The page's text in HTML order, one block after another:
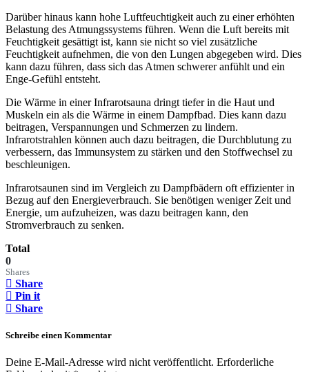
Darüber hinaus kann hohe Luftfeuchtigkeit auch zu einer erhöhten
Belastung des Atmungssystems führen. Wenn die Luft bereits mit
Feuchtigkeit gesättigt ist, kann sie nicht so viel zusätzliche
Feuchtigkeit aufnehmen, die von den Lungen abgegeben wird. Dies
kann dazu führen, dass sich das Atmen schwerer anfühlt und ein
Enge-Gefühl entsteht.
Die Wärme in einer Infrarotsauna dringt tiefer in die Haut und
Muskeln ein als die Wärme in einem Dampfbad. Dies kann dazu
beitragen, Verspannungen und Schmerzen zu lindern.
Infrarotstrahlen können auch dazu beitragen, die Durchblutung zu
verbessern, das Immunsystem zu stärken und den Stoffwechsel zu
beschleunigen.
Infrarotsaunen sind im Vergleich zu Dampfbädern oft effizienter in
Bezug auf den Energieverbrauch. Sie benötigen weniger Zeit und
Energie, um aufzuheizen, was dazu beitragen kann, den
Stromverbrauch zu senken.
Total
0
Shares
Share
Pin it
Share
Schreibe einen Kommentar
Deine E-Mail-Adresse wird nicht veröffentlicht. Erforderliche